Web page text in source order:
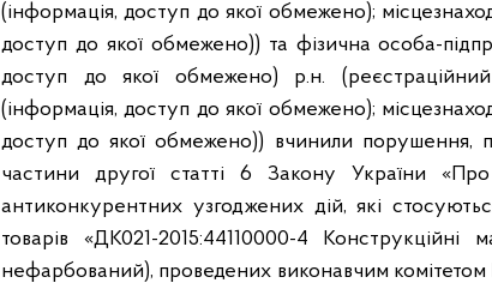
(інформація, доступ до якої обмежено);
доступ до якої обмежено)) та фізична особа-
доступ до якої обмежено) р.н.
(інформація, доступ до якої обмежено);
доступ до якої обмежено)) вчинили порушення,
частини другої статті 6 Закону України «Про
антиконкурентних узгоджених дій, які
товарів «ДК021-2015:44110000-4
нефарбований), проведених виконавчим комітетом